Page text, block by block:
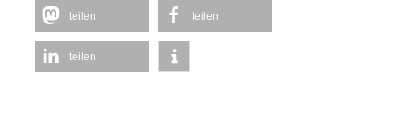
teilen teilen
teilen